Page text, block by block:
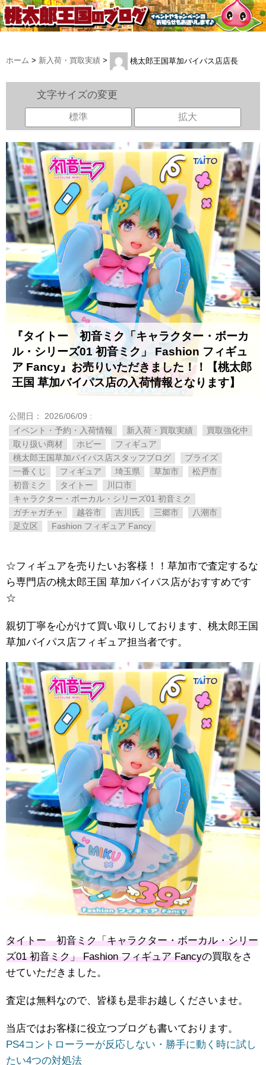
ホーム > 新入荷・買取実績 > 桃太郎王国草加バイパス店店長
文字サイズの変更
標準 拡大
『タイトー 初音ミク「キャラクター・ボーカ
ル・シリーズ01 ​初音ミク」 ​Fashion ​フィギュ
ア ​Fancy』お売りいただきました！！【桃太郎
王国 草加バイパス店の入荷情報となります】
公開日： 2026/06/09 :
イベント・予約・入荷情報
新入荷・買取実績
買取強化中
取り扱い商材
ホビー
フィギュア
桃太郎王国草加バイパス店スタッフブログ
プライズ
一番くじ
フィギュア 埼玉県 草加市
松戸市
初音ミク
タイトー
川口市
キャラクター・ボーカル・シリーズ01 ​初音ミク
ガチャガチャ
越谷市 吉川氏 三郷市
八潮市
足立区
Fashion ​フィギュア ​Fancy
☆フィギュアを売りたいお客様！！草加市で査定するな
ら専門店の桃太郎王国 草加バイパス店がおすすめです
☆
親切丁寧を心がけて買い取りしております、桃太郎王国
草加バイパス店フィギュア担当者です。
タイトー 初音ミク「キャラクター・ボーカル・シリー
ズ01 ​初音ミク」 ​​Fashion ​フィギュア ​Fancyの買取をさ
せていただきました。
査定は無料なので、皆様も是非お越しくださいませ。
当店ではお客様に役立つブログも書いております。
PS4コントローラーが反応しない・勝手に動く時に試し
たい4つの対処法